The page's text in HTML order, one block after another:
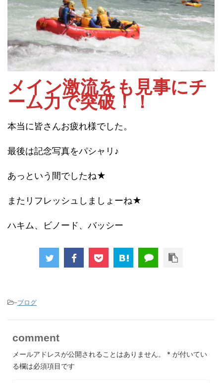
メイン激流をも見事にチ
ーム力で突破！！
本当に皆さんお疲れ様でした。
最後は記念写真をパシャリ♪
あっという間でしたね★
またリフレッシュしましょーね★
ハキム、ビノード、バッシー
-ブログ
comment
メールアドレスが公開されることはありません。 * が付いてい
る欄は必須項目です